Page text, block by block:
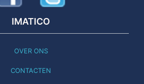
IMATICO
OVER ONS
CONTACTEN